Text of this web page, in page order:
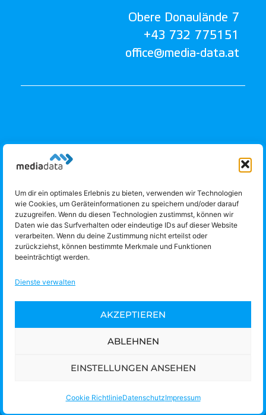
Um dir ein optimales Erlebnis zu bieten, verwenden wir Technologien
wie Cookies, um Geräteinformationen zu speichern und/oder darauf
zuzugreifen. Wenn du diesen Technologien zustimmst, können wir
Daten wie das Surfverhalten oder eindeutige IDs auf dieser Website
verarbeiten. Wenn du deine Zustimmung nicht erteilst oder
zurückziehst, können bestimmte Merkmale und Funktionen
beeinträchtigt werden.
Dienste verwalten
AKZEPTIEREN
ABLEHNEN
EINSTELLUNGEN ANSEHEN
Cookie RichtlinieDatenschutzImpressum
Obere Donaulände 7
+43 732 775151
office@media-data.at
Media Data IKT GmbH
Obere Donaulände 7
4020 Linz
Telefon: +43 732 775151 |office@media-data.at
TECHNISCHER SUPPORT:
Hotline:+43/732/775151-900
support@media-data.at
FERNWARTUNG
Cookie Richtlinie (EU)